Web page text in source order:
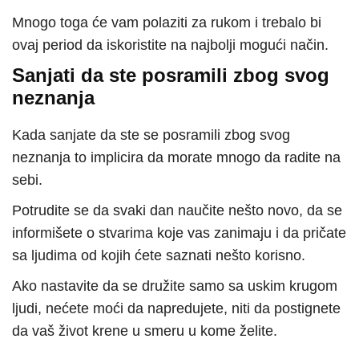
Mnogo toga će vam polaziti za rukom i trebalo bi
ovaj period da iskoristite na najbolji mogući način.
Sanjati da ste posramili zbog svog
neznanja
Kada sanjate da ste se posramili zbog svog
neznanja to implicira da morate mnogo da radite na
sebi.
Potrudite se da svaki dan naučite nešto novo, da se
informišete o stvarima koje vas zanimaju i da pričate
sa ljudima od kojih ćete saznati nešto korisno.
Ako nastavite da se družite samo sa uskim krugom
ljudi, nećete moći da napredujete, niti da postignete
da vaš život krene u smeru u kome želite.